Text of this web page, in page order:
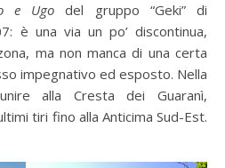
e Ugo del gruppo “Geki” di
è una via un po’ discontinua,
ma non manca di una certa
impegnativo ed esposto. Nella
alla Cresta dei Guaranì,
tiri fino alla Anticima Sud-Est.